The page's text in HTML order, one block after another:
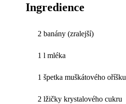
Ingredience
2 banány (zralejší)
1 l mléka
1 špetka muškátového oříšku
2 lžičky krystalového cukru